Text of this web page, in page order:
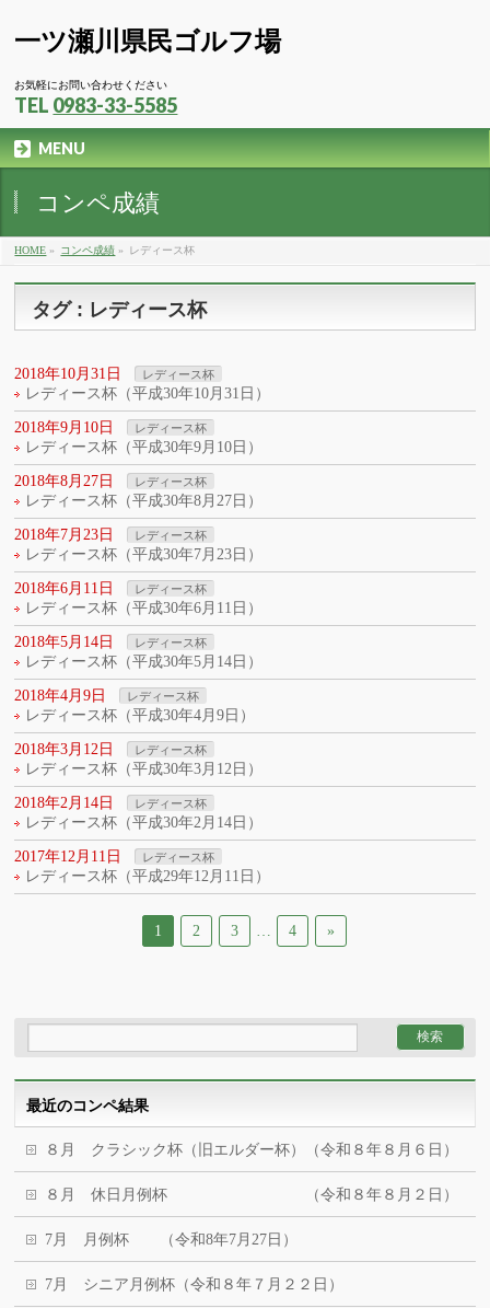
一ツ瀬川県民ゴルフ場
お気軽にお問い合わせください
TEL 0983-33-5585
MENU
コンペ成績
HOME » コンペ成績 » レディース杯
タグ : レディース杯
2018年10月31日 レディース杯
レディース杯（平成30年10月31日）
2018年9月10日 レディース杯
レディース杯（平成30年9月10日）
2018年8月27日 レディース杯
レディース杯（平成30年8月27日）
2018年7月23日 レディース杯
レディース杯（平成30年7月23日）
2018年6月11日 レディース杯
レディース杯（平成30年6月11日）
2018年5月14日 レディース杯
レディース杯（平成30年5月14日）
2018年4月9日 レディース杯
レディース杯（平成30年4月9日）
2018年3月12日 レディース杯
レディース杯（平成30年3月12日）
2018年2月14日 レディース杯
レディース杯（平成30年2月14日）
2017年12月11日 レディース杯
レディース杯（平成29年12月11日）
1 2 3 … 4 »
最近のコンペ結果
８月 クラシック杯（旧エルダー杯）（令和８年８月６日）
８月 休日月例杯 （令和８年８月２日）
7月 月例杯 （令和8年7月27日）
7月 シニア月例杯（令和８年７月２２日）